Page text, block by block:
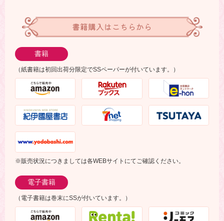
書籍購入はこちらから
書籍
（紙書籍は初回出荷分限定でSSペーパーが付いています。）
※販売状況につきましては各WEBサイトにてご確認ください。
電子書籍
（電子書籍は巻末にSSが付いています。）